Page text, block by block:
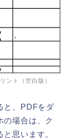
ント（空白版）
と、PDFをダ
の場合は、ク
思います。